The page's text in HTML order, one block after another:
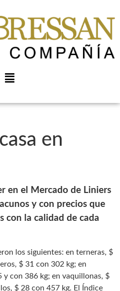
en
en el Mercado de Liniers
y con precios que
con la calidad de cada
los siguientes: en terneras, $
$ 31 con 302 kg; en
con 386 kg; en vaquillonas, $
$ 28 con 457 kg. El Índice